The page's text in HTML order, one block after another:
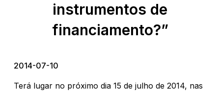
instrumentos de
financiamento?”
2014-07-10
Terá lugar no próximo dia 15 de julho de 2014, nas